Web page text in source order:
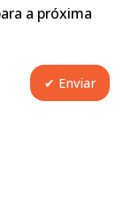
a próxima